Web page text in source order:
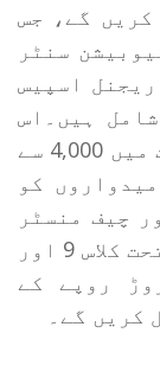
کریں گے، جس
سنٹر
ریجنل اسپیس
ہیں۔اس
تقریب میں وزیر اعظم بہار حکومت میں 4,000 سے
کو
چیف منسٹر
بوائز/گرلز اسکالرشپ اسکیم کے تحت کلاس 9 اور
لاکھ طلباءکو 450 کروڑ روپے کے
کریں گے۔